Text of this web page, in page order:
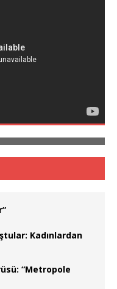
Kadınlardan
“Metropole